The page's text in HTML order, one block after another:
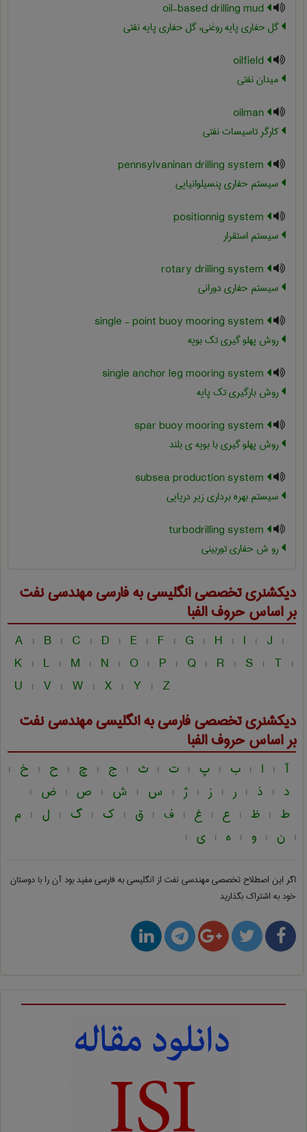
گل حفاری پایه روغنی، گل حفاری پایه نفتی
میدان نفتی
کارگر تاسیسات نفتی
سیستم حفاری پنسیلوانیایی
سیستم استقرار
سیستم حفاری دورانی
روش پهلو گیری تک بویه
روش بارگیری تک پایه
روش پهلو گیری با بویه ی بلند
سیستم بهره برداری زیر دریایی
رو ش حفاری توربینی
دیکشنری تخصصی انگلیسی به فارسیمهندسی نفت
بر اساس حروف الفبا
A | B | C | D | E | F | G | H | I | J |
K | L | M | N | O | P | Q | R | S | T |
U | V | W | X | Y | Z
دیکشنری تخصصی فارسی به انگلیسیمهندسی نفت
بر اساس حروف الفبا
آ | ا | ب | پ | ت | ث | ج | چ | ح | خ |
د | ذ | ر | ز | ژ | س | ش | ص | ض |
ط | ظ | ع | غ | ف | ق | ک | گ | ل | م
| ن | و | ه | ی |
اگر این اصطلاح تخصصیمهندسی نفت از انگلیسی به فارسیمفید بود آن را با دوستان
خود به اشتراک بگذارید